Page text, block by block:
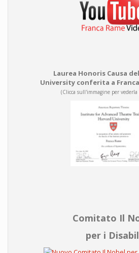
Laurea Honoris Causa
University conferita a Franca
(Clicca sull'immagine per
Comitato Il
per i